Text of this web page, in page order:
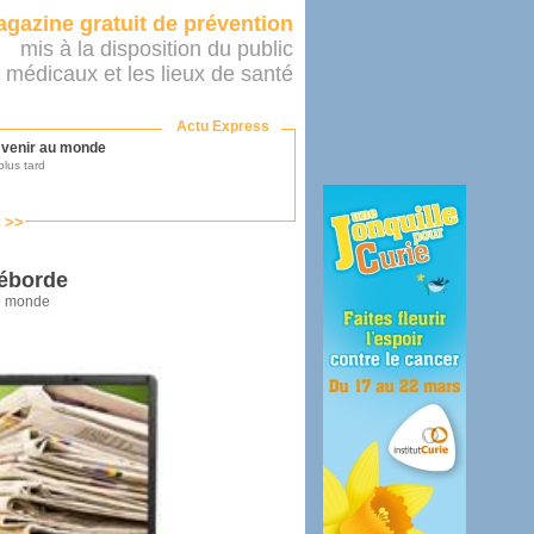
gratuit de prévention
mis à la disposition du public
et les lieux de santé
Actu Express
>>
au monde
tard
par le ministère...
2016
monde